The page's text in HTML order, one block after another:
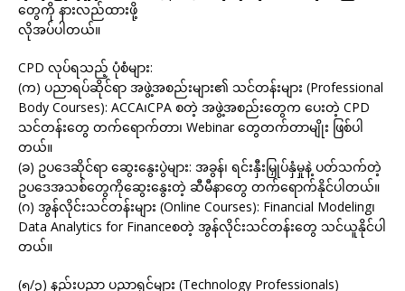
တွေကို နားလည်ထားဖို့
လိုအပ်ပါတယ်။
CPD လုပ်ရသည့် ပုံစံများ:
(က) ပညာရပ်ဆိုင်ရာ အဖွဲ့အစည်းများ၏ သင်တန်းများ (Professional
Body Courses): ACCA၊CPA စတဲ့ အဖွဲ့အစည်းတွေက ပေးတဲ့ CPD
သင်တန်းတွေ တက်ရောက်တာ၊ Webinar တွေတက်တာမျိုး ဖြစ်ပါ
တယ်။
(ခ) ဥပဒေဆိုင်ရာ ဆွေးနွေးပွဲများ: အခွန်၊ ရင်းနှီးမြှုပ်နှံမှုနဲ့ ပတ်သက်တဲ့
ဥပဒေအသစ်တွေကိုဆွေးနွေးတဲ့ ဆီမီနာတွေ တက်ရောက်နိုင်ပါတယ်။
(ဂ) အွန်လိုင်းသင်တန်းများ (Online Courses): Financial Modeling၊
Data Analytics for Financeစတဲ့ အွန်လိုင်းသင်တန်းတွေ သင်ယူနိုင်ပါ
တယ်။
(၅/၃) နည်းပညာ ပညာရှင်များ (Technology Professionals)